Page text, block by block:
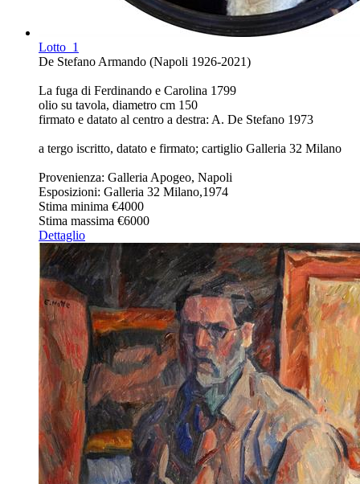
Lotto 1
De Stefano Armando (Napoli 1926-2021)
La fuga di Ferdinando e Carolina 1799
olio su tavola, diametro cm 150
firmato e datato al centro a destra: A. De Stefano 1973
a tergo iscritto, datato e firmato; cartiglio Galleria 32 Milano
Provenienza: Galleria Apogeo, Napoli
Esposizioni: Galleria 32 Milano,1974
Stima minima €4000
Stima massima €6000
Dettaglio